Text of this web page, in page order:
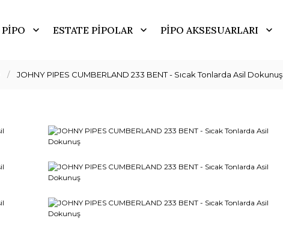
PİPO ESTATE PİPOLAR PİPO AKSESUARLARI
JOHNY PIPES CUMBERLAND 233 BENT - Sıcak Tonlarda Asil Dokunuş